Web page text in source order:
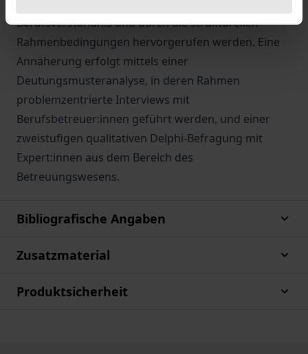
Berufsverständnis und durch die strukturellen
Rahmenbedingungen hervorgerufen werden. Eine
Annäherung erfolgt mittels einer
Deutungsmusteranalyse, in deren Rahmen
problemzentrierte Interviews mit
Berufsbetreuer:innen geführt werden, und einer
zweistufigen qualitativen Delphi-Befragung mit
Expert:innen aus dem Bereich des
Betreuungswesens.
Bibliografische Angaben
Zusatzmaterial
Produktsicherheit